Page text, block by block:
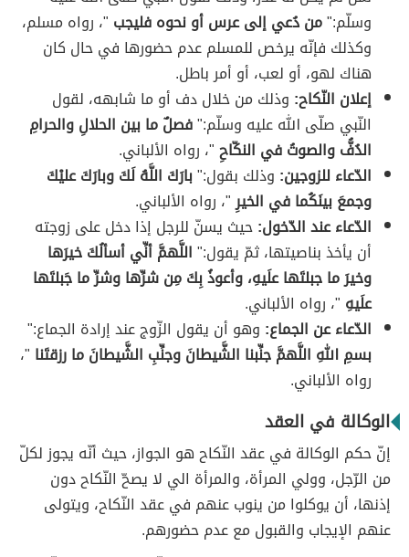
وسلّم:"من دُعي إلى عرس أو نحوه فليجب "، رواه مسلم،
وكذلك فإنّه يرخص للمسلم عدم حضورها في حال كان
هناك لهو، أو لعب، أو أمر باطل.
إعلان النّكاح: وذلك من خلال دف أو ما شابهه، لقول
النّبي صلّى الله عليه وسلّم:"فصلٌ ما بين الحلالِ والحرامِ
الدُفُّ والصوتُ في النكّاحِ"، رواه الألباني.
الدّعاء للزوجين: وذلك بقول:"بارَكَ اللَّهُ لَكَ وبارَكَ عليْكَ
وجمعَ بينَكُما في الخيرِ"، رواه الألباني.
الدّعاء عند الدّخول:حيث يسنّ للرجل إذا دخل على زوجته
أن يأخذ بناصيتها، ثمّ يقول:"اللَّهمَّ أنِّي أسألُكَ خيرَها
وخيرَ ما جبلتَها علَيهِ، وأعوذُ بِكَ مِن شرِّها وشرِّ ما جَبلتَها
علَيهِ "، رواه الألباني.
الدّعاء عن الجماع: وهو أن يقول الزّوج عند إرادة الجماع:"
بسمِ اللهِ اللَّهمَّ جنِّبنا الشَّيطانَ وجنِّبِ الشَّيطانَ ما رزقتَنا "،
رواه الألباني.
الوكالة في العقد
إنّ حكم الوكالة في عقد النّكاح هو الجواز، حيث أنّه يجوز لكلّ
من الرّجل، وولي المرأة، والمرأة الي لا يصحّ النّكاح دون
إذنها، أن يوكلوا من ينوب عنهم في عقد النّكاح، ويتولى
عنهم الإيجاب والقبول مع عدم حضورهم.